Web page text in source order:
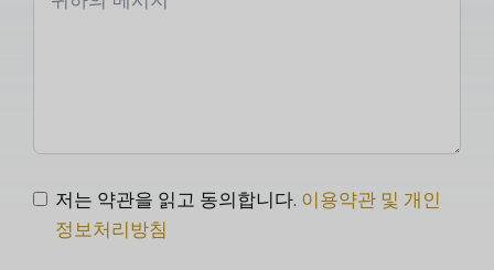
저는 약관을 읽고 동의합니다. 이용약관 및 개인
정보처리방침